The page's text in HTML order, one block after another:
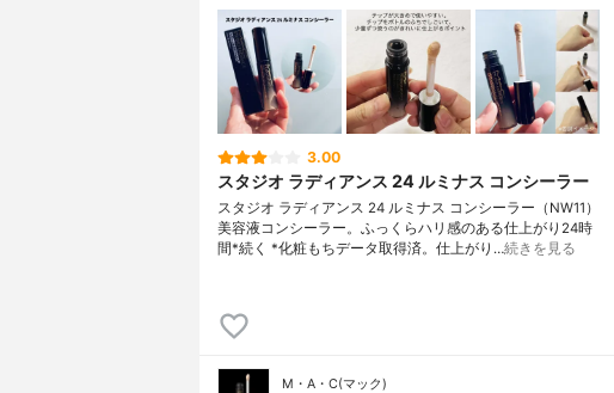
3.00
スタジオ ラディアンス 24 ルミナス コンシーラー
スタジオ ラディアンス 24 ルミナス コンシーラー（NW11）
美容液コンシーラー。ふっくらハリ感のある仕上がり24時
間*続く *化粧もちデータ取得済。仕上がり…続きを見る
M・A・C(マック)